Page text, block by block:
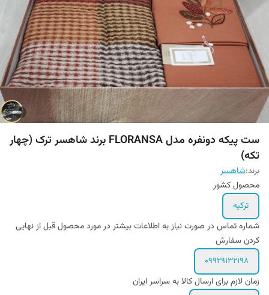
ست پیکه دونفره مدل FLORANSA برند شاهسر ترک (چهار
تکه)
برند:شاهسر
محصول کشور
ترکیه
شماره تماس در صورت نیاز به اطلاعات بیشتر در مورد محصول قبل از نهایی
کردن سفارش
09929132198
زمان لازم برای ارسال کالا به سراسر ایران